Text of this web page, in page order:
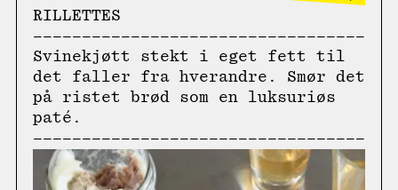
RILLETTES
Svinekjøtt stekt i eget fett til
det faller fra hverandre. Smør det
på ristet brød som en luksuriøs
paté.